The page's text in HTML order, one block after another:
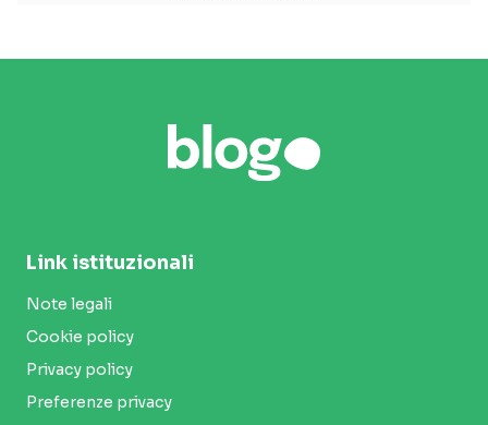
Link istituzionali
Note legali
Cookie policy
Privacy policy
Preferenze privacy